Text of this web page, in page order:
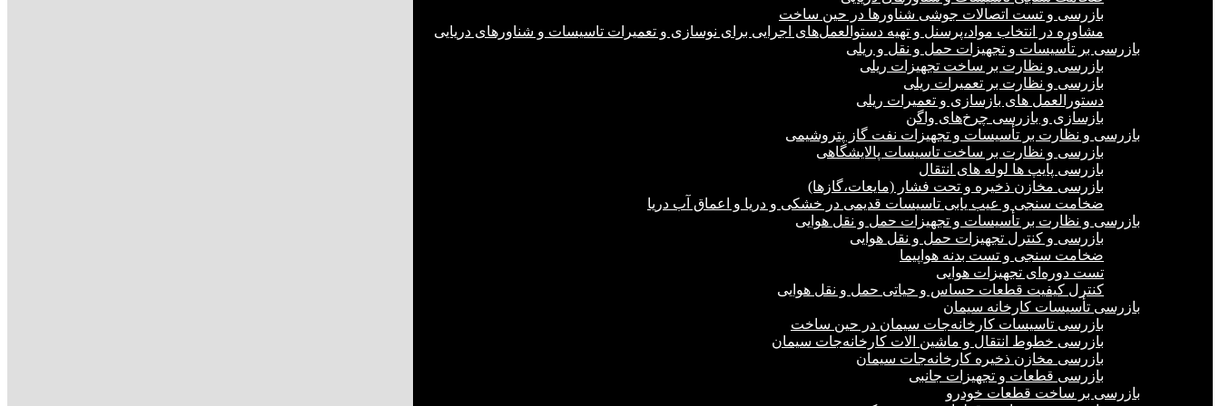
بازرسی و تست اتصالات جوشی شناورها در حین ساخت
مشاوره در انتخاب مواد،پرسنل و تهیه دستوالعمل‌های اجرایی برای نوسازی و تعمیرات تاسیسات و شناورهای دریایی
بازرسی بر تأسیسات و تجهیزات حمل و نقل و ریلی
بازرسی و نظارت بر ساخت تجهیزات ریلی
بازرسی و نظارت بر تعمیرات ریلی
دستورالعمل های بازسازی و تعمیرات ریلی
بازسازی و بازرسی چرخ‌های واگن
بازرسی و نظارت بر تأسیسات و تجهیزات نفت گاز پتروشیمی
بازرسی و نظارت بر ساخت تاسیسات پالایشگاهی
بازرسی پایپ ها لوله های انتقال
بازرسی مخازن ذخیره و تحت فشار (مایعات،گازها)
ضخامت سنجی و عیب یابی تاسیسات قدیمی در خشکی و دریا و اعماق آب دریا
بازرسی و نظارت بر تأسیسات و تجهیزات حمل و نقل هوایی
بازرسی و کنترل تجهیزات حمل و نقل هوایی
ضخامت سنجی و تست بدنه هواپیما
تست دوره‌ای تجهیزات هوایی
کنترل کیفیت قطعات حساس و حیاتی حمل و نقل هوایی
بازرسی تأسیسات کارخانه سیمان
بازرسی تاسیسات کارخانه‌جات سیمان در حین ساخت
بازرسی خطوط انتقال و ماشین الات کارخانه‌جات سیمان
بازرسی مخازن ذخیره کارخانه‌جات سیمان
بازرسی قطعات و تجهیزات جانبی
بازرسی بر ساخت قطعات خودرو